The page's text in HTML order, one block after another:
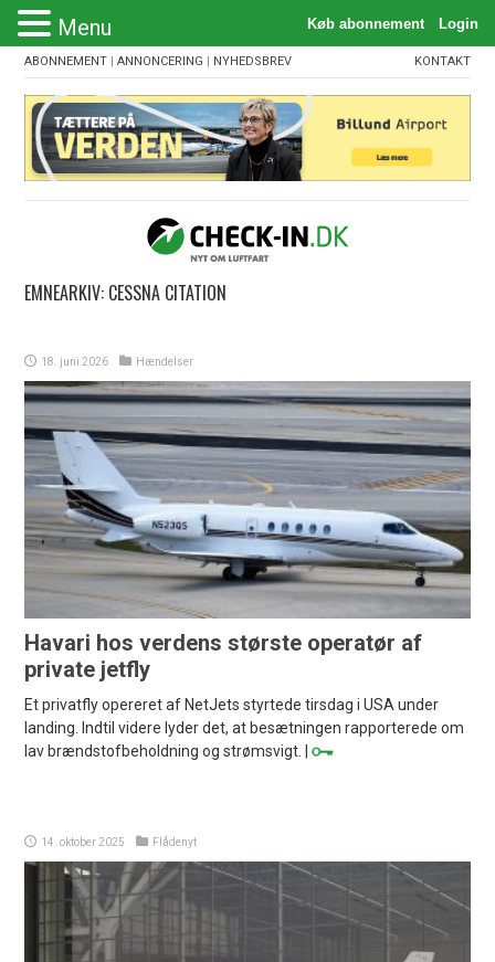
ABONNEMENT |ANNONCERING | NYHEDSBREV KONTAKT
EMNEARKIV: CESSNA CITATION
18. juni 2026 Hændelser
Havari hos verdens største operatør af
private jetfly
Et privatfly opereret af NetJets styrtede tirsdag i USA under
landing. Indtil videre lyder det, at besætningen rapporterede om
lav brændstofbeholdning og strømsvigt. |
14. oktober 2025 Flådenyt
Menu